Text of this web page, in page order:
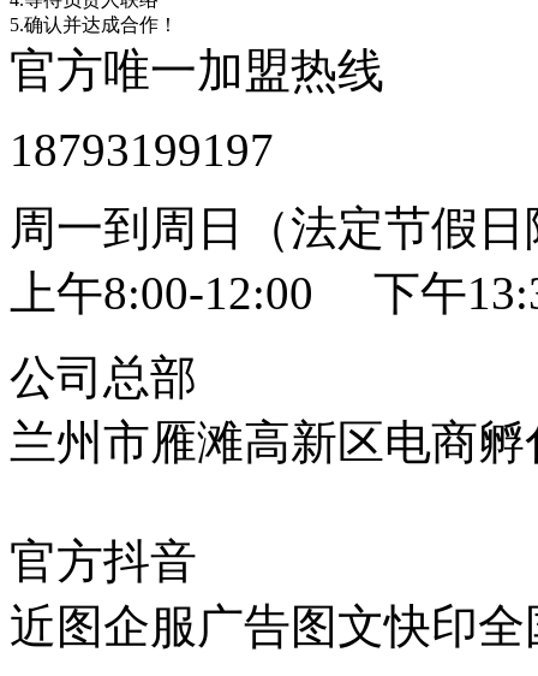
5.确认并达成合作！
官方唯一加盟热线
18793199197
周一到周日（法定节假
上午8:00-12:00 下午
公司总部
兰州市雁滩高新区电商孵
官方抖音
近图企服广告图文快印全